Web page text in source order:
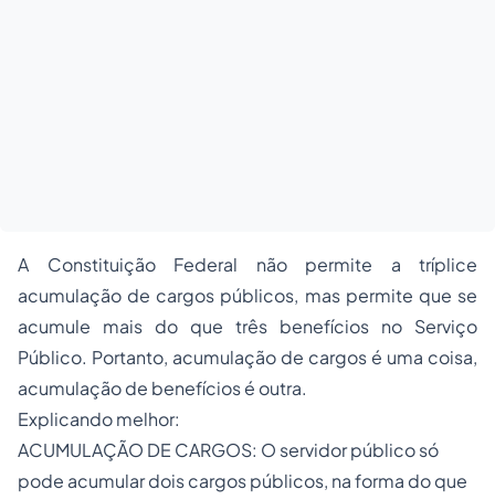
A Constituição Federal não permite a tríplice
acumulação de cargos públicos, mas permite que se
acumule mais do que três benefícios no Serviço
Público. Portanto, acumulação de cargos é uma coisa,
acumulação de benefícios é outra.
Explicando melhor:
ACUMULAÇÃO DE CARGOS: O servidor público só
pode acumular dois cargos públicos, na forma do que